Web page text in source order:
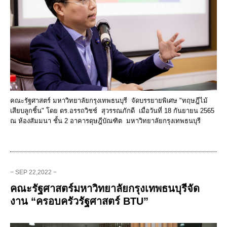
คณะรัฐศาสตร์ มหาวิทยาลัยกรุงเทพธนบุรี จัดบรรยายพิเศษ "ทฤษฎีไม้
เสียบลูกชิ้น" โดย ดร.อรรถวิชช์ สุวรรณภักดี เมื่อวันที่ 18 กันยายน 2565
ณ ห้องสัมมนา ชั้น 2 อาคารดุษฎีบัณฑิต มหาวิทยาลัยกรุงเทพธนบุรี
− SEP 22,2022 −
คณะรัฐศาสตร์มหาวิทยาลัยกรุงเทพธนบุรีจัด
งาน “ครอบครัวรัฐศาสตร์ BTU”